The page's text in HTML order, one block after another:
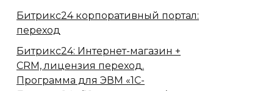
Битрикс24 корпоративный портал:
переход
Битрикс24: Интернет-магазин +
CRM, лицензия переход.
Программа для ЭВМ «1С-